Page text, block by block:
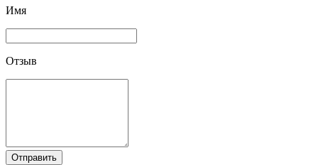
Имя
Отзыв
Отправить